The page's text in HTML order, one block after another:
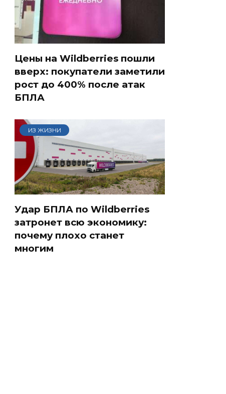
Цены на Wildberries пошли
вверх: покупатели заметили
рост до 400% после атак
БПЛА
ИЗ ЖИЗНИ
Удар БПЛА по Wildberries
затронет всю экономику:
почему плохо станет
многим